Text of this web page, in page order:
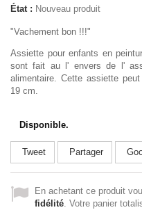
État : Nouveau produit
"Vachement bon !!!"
Assiette pour enfants en
sont fait au l' envers de l'
alimentaire. Cette assiette
19 cm.
Disponible.
Tweet Partager
En achetant ce produit
fidélité. Votre panier